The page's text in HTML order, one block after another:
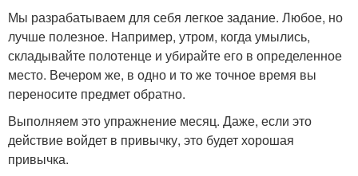
Мы разрабатываем для себя легкое задание. Любое, но
лучше полезное. Например, утром, когда умылись,
складывайте полотенце и убирайте его в определенное
место. Вечером же, в одно и то же точное время вы
переносите предмет обратно.
Выполняем это упражнение месяц. Даже, если это
действие войдет в привычку, это будет хорошая
привычка.